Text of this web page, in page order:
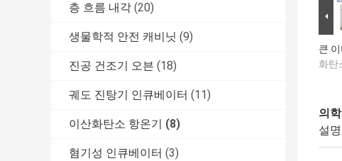
층 흐름 내각 (20)
생물학적 안전 캐비닛 (9)
진공 건조기 오븐 (18)
궤도 진탕기 인큐베이터 (11)
이산화탄소 항온기 (8)
혐기성 인큐베이터 (3)
큰
화탄
의
설명